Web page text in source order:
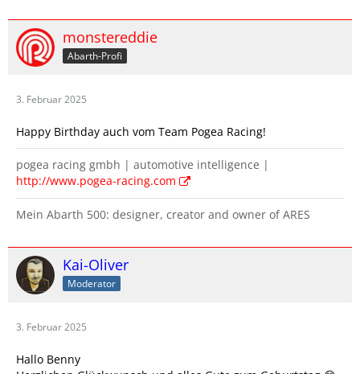
monstereddie
Abarth-Profi
3. Februar 2025
Happy Birthday auch vom Team Pogea Racing!
pogea racing gmbh | automotive intelligence |
http://www.pogea-racing.com
Mein Abarth 500: designer, creator and owner of ARES
Kai-Oliver
Moderator
3. Februar 2025
Hallo Benny